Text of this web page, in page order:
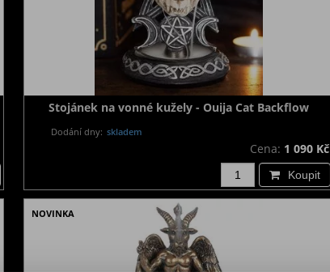
Stojánek na vonné kužely - Ouija Cat Backflow
Dodání dny: skladem
Cena: 1 090 Kč
Koupit
NOVINKA